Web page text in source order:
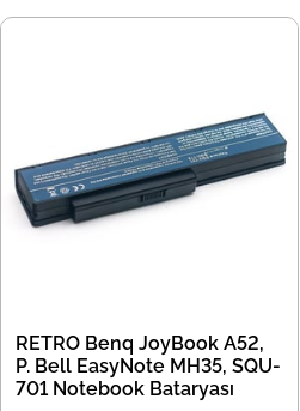
RETRO Benq JoyBook A52,
P. Bell EasyNote MH35, SQU-
701 Notebook Bataryası